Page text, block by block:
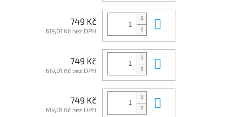
749 Kč
619,01 Kč bez DPH
749 Kč
619,01 Kč bez DPH
749 Kč
619,01 Kč bez DPH